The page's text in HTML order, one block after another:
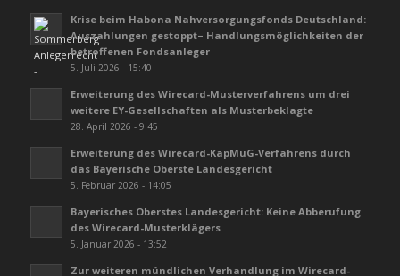
Krise beim Habona Nahversorgungsfonds Deutschland:
Auszahlungen gestoppt– Handlungsmöglichkeiten der
betroffenen Fondsanleger
5. Juli 2026 - 15:40
Erweiterung des Wirecard-Musterverfahrens um drei
weitere EY-Gesellschaften als Musterbeklagte
28. April 2026 - 9:45
Erweiterung des Wirecard-KapMuG-Verfahrens durch
das Bayerische Oberste Landesgericht
5. Februar 2026 - 14:05
Bayerisches Oberstes Landesgericht: Keine Abberufung
des Wirecard-Musterklägers
5. Januar 2026 - 13:52
Zur weiteren mündlichen Verhandlung im Wirecard-